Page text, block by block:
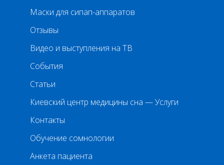
Маски для сипап-аппаратов
Отзывы
Видео и выступления на ТВ
События
Статьи
Киевский центр медицины сна — Услуги
Контакты
Обучение сомнологии
Анкета пациента